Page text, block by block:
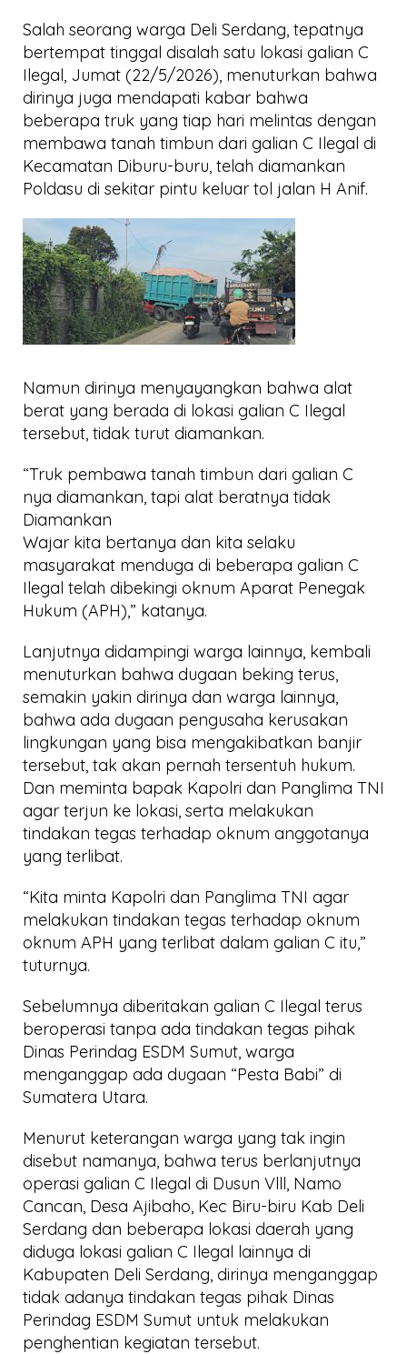
Salah seorang warga Deli Serdang, tepatnya
bertempat tinggal disalah satu lokasi galian C
Ilegal, Jumat (22/5/2026), menuturkan bahwa
dirinya juga mendapati kabar bahwa
beberapa truk yang tiap hari melintas dengan
membawa tanah timbun dari galian C Ilegal di
Kecamatan Diburu-buru, telah diamankan
Poldasu di sekitar pintu keluar tol jalan H Anif.
Namun dirinya menyayangkan bahwa alat
berat yang berada di lokasi galian C Ilegal
tersebut, tidak turut diamankan.
“Truk pembawa tanah timbun dari galian C
nya diamankan, tapi alat beratnya tidak
Diamankan
Wajar kita bertanya dan kita selaku
masyarakat menduga di beberapa galian C
Ilegal telah dibekingi oknum Aparat Penegak
Hukum (APH),” katanya.
Lanjutnya didampingi warga lainnya, kembali
menuturkan bahwa dugaan beking terus,
semakin yakin dirinya dan warga lainnya,
bahwa ada dugaan pengusaha kerusakan
lingkungan yang bisa mengakibatkan banjir
tersebut, tak akan pernah tersentuh hukum.
Dan meminta bapak Kapolri dan Panglima TNI
agar terjun ke lokasi, serta melakukan
tindakan tegas terhadap oknum anggotanya
yang terlibat.
“Kita minta Kapolri dan Panglima TNI agar
melakukan tindakan tegas terhadap oknum
oknum APH yang terlibat dalam galian C itu,”
tuturnya.
Sebelumnya diberitakan galian C Ilegal terus
beroperasi tanpa ada tindakan tegas pihak
Dinas Perindag ESDM Sumut, warga
menganggap ada dugaan “Pesta Babi” di
Sumatera Utara.
Menurut keterangan warga yang tak ingin
disebut namanya, bahwa terus berlanjutnya
operasi galian C Ilegal di Dusun Vlll, Namo
Cancan, Desa Ajibaho, Kec Biru-biru Kab Deli
Serdang dan beberapa lokasi daerah yang
diduga lokasi galian C Ilegal lainnya di
Kabupaten Deli Serdang, dirinya menganggap
tidak adanya tindakan tegas pihak Dinas
Perindag ESDM Sumut untuk melakukan
penghentian kegiatan tersebut.